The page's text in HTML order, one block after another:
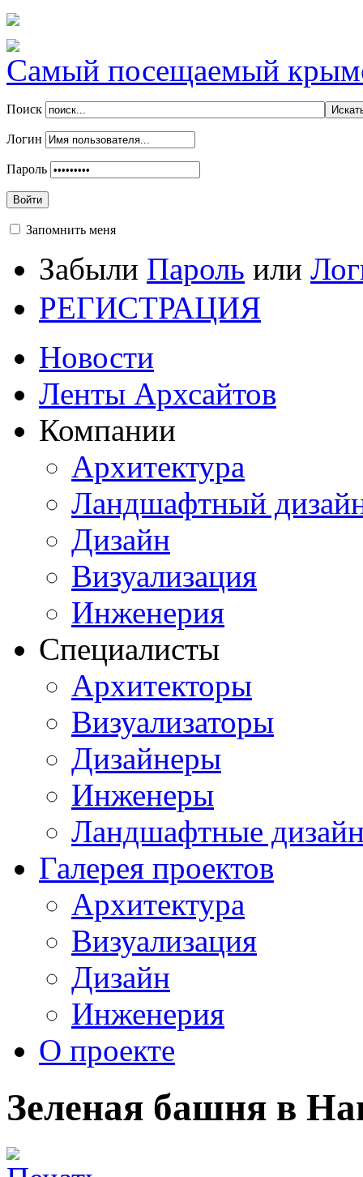
Самый посещаемый
Поиск
Логин
Пароль
Войти
Запомнить меня
Забыли Пароль или
РЕГИСТРАЦИЯ
Новости
Ленты Архсайтов
Компании
Архитектура
Ландшафтный
Дизайн
Визуализация
Инженерия
Специалисты
Архитекторы
Визуализаторы
Дизайнеры
Инженеры
Ландшафтные
Галерея проектов
Архитектура
Визуализация
Дизайн
Инженерия
О проекте
Зеленая башня в